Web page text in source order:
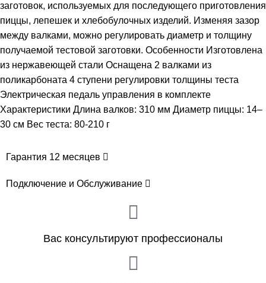
заготовок, используемых для последующего приготовления
пиццы, лепешек и хлебобулочных изделий. Изменяя зазор
между валками, можно регулировать диаметр и толщину
получаемой тестовой заготовки. Особенности Изготовлена
из нержавеющей стали Оснащена 2 валками из
поликарбоната 4 ступени регулировки толщины теста
Электрическая педаль управления в комплекте
Характеристики Длина валков: 310 мм Диаметр пиццы: 14–
30 см ​Вес теста: 80-210 г
Гарантия 12 месяцев
Подключение и Обслуживание
Вас консультируют профессионалы